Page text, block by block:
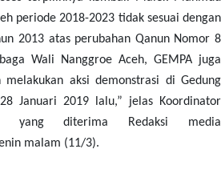
periode 2018-2023 tidak sesuai dengan
2013 atas perubahan Qanun Nomor 8
Wali Nanggroe Aceh, GEMPA juga
melakukan aksi demonstrasi di Gedung
Januari 2019 lalu,” jelas Koordinator
yang diterima Redaksi media
malam (11/3).